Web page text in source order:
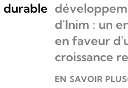
d'Inim : un
en faveur
croissance
EN SAVOIR PLUS